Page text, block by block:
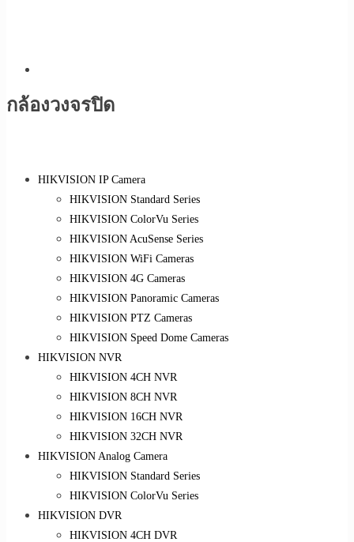
กล้องวงจรปิด
HIKVISION IP Camera
HIKVISION Standard Series
HIKVISION ColorVu Series
HIKVISION AcuSense Series
HIKVISION WiFi Cameras
HIKVISION 4G Cameras
HIKVISION Panoramic Cameras
HIKVISION PTZ Cameras
HIKVISION Speed Dome Cameras
HIKVISION NVR
HIKVISION 4CH NVR
HIKVISION 8CH NVR
HIKVISION 16CH NVR
HIKVISION 32CH NVR
HIKVISION Analog Camera
HIKVISION Standard Series
HIKVISION ColorVu Series
HIKVISION DVR
HIKVISION 4CH DVR